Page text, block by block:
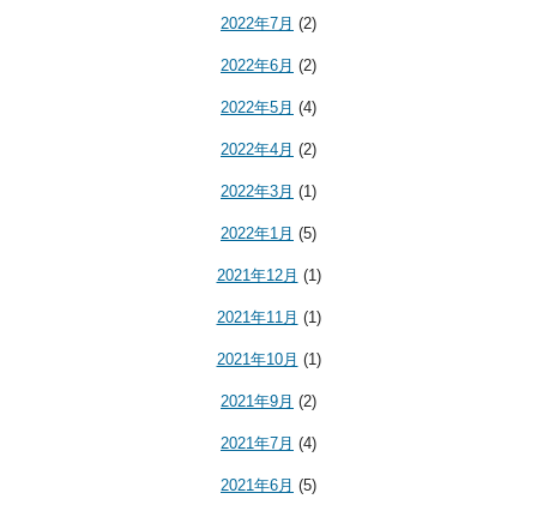
2022年7月 (2)
2022年6月 (2)
2022年5月 (4)
2022年4月 (2)
2022年3月 (1)
2022年1月 (5)
2021年12月 (1)
2021年11月 (1)
2021年10月 (1)
2021年9月 (2)
2021年7月 (4)
2021年6月 (5)